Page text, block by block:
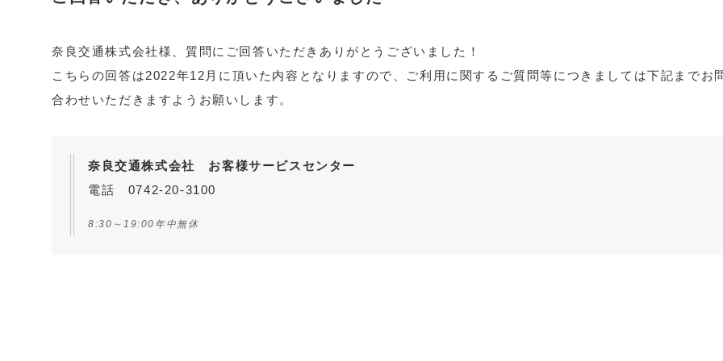
奈良交通株式会社様、質問にご回答いただきありがとうございました！
こちらの回答は2022年12月に頂いた内容となりますので、ご利用に関するご質問等につきましては下記までお
合わせいただきますようお願いします。
奈良交通株式会社 お客様サービスセンター
電話 0742-20-3100
8:30～19:00年中無休